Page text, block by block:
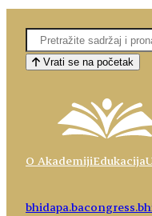
Pretaga
Vrati se na početak
O AkademijiEdukacija
bhidapa.ba